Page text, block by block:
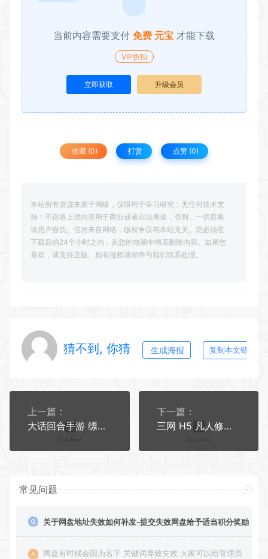
当前内容需要支付 免费 元宝 才能下载
VIP折扣
立即获取 升级会员
收藏 (0) 打赏 点赞 (0)
本站所有资源来源于网络，仅限用于学习研究；无任何技术支
持！不得将上述内容用于商业或者非法用途，否则，一切后果
请用户自负。信息来自网络，版权争议与本站无关。您必须在
下载后的24个小时之内，从您的电脑中彻底删除内容。如果您
喜欢，请支持正版。如有侵权请邮件与我们联系处理。
猜不到, 你猜 生成海报 复制本文链接
上一篇：
大话回合手游 缥缈西游之神族修复版 | 2026最新 | 一键镜像端+Linux手工端+加解密工具+CDK授权后台+教程【站长亲测】
下一篇：
三网 H5 凡人修仙传 2 一键端｜WIN 服务端 + 全套源码 + 数据库 + 运营后台 + 架设教程
常见问题
关于网盘地址失效如何补发-提交失效网盘给予适当积分奖励
网盘有时候会因为名字 关键词导致失效 大家可以给管理员